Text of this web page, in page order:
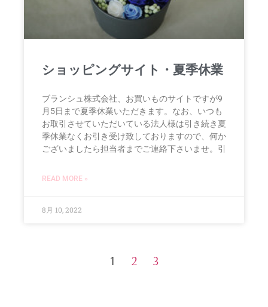
ショッピングサイト・夏季休業
ブランシュ株式会社、お買いものサイトですが9
月5日まで夏季休業いただきます。なお、いつも
お取引させていただいている法人様は引き続き夏
季休業なくお引き受け致しておりますので、何か
ございましたら担当者までご連絡下さいませ。引
READ MORE »
8月 10, 2022
1 2 3